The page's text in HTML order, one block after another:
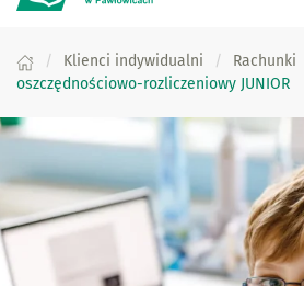
Klienci indywidualni Rachunki
oszczędnościowo-rozliczeniowy JUNIOR